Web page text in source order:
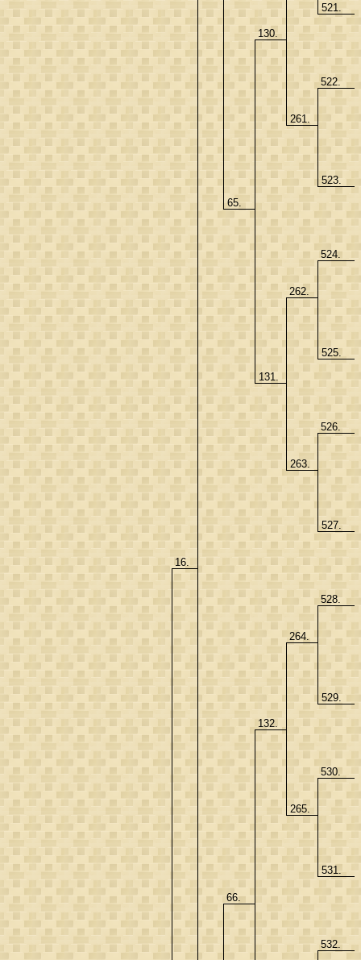
16.
65.
130.
521.
261.
522.
523.
131.
262.
524.
525.
263.
526.
527.
66.
132.
264.
528.
529.
265.
530.
531.
532.